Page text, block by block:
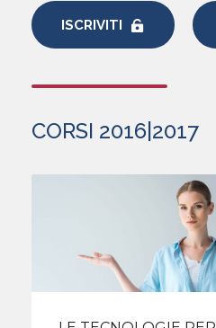
ISCRIVITI
CORSI 2016|2017